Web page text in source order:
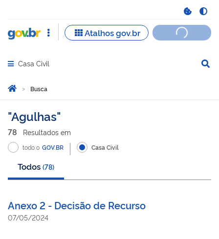
Abrir menu principal de navegação
Casa Civil
Você está aqui:
Página Inicial
Busca
Busca
Agulhas
78 Resultados em
todo o GOV.BR Casa Civil
Todos (78)
Anexo 2 - Decisão de Recurso
07/05/2024